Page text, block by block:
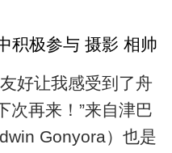
积极参与 摄影 相帅
好让我感受到了舟
次再来！”来自津巴
Gonyora）也是